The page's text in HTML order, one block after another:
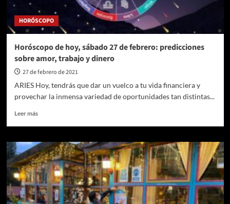
vida
de
personas
HORÓSCOPO
Horóscopo de hoy, sábado 27 de febrero: predicciones
sobre amor, trabajo y dinero
27 de febrero de 2021
ARIES Hoy, tendrás que dar un vuelco a tu vida financiera y
provechar la inmensa variedad de oportunidades tan distintas...
Leer másLeer
Horóscopo
de
hoy,
sábado
27
de
febrero: